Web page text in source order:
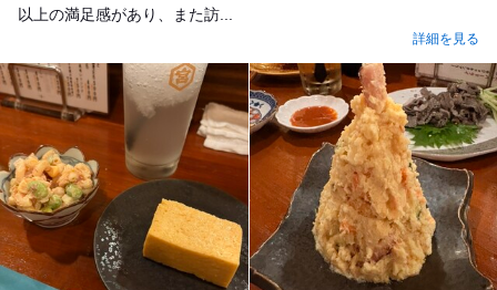
以上の満足感があり、また訪...
詳細を見る